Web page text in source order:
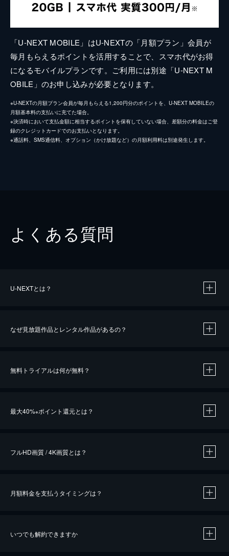
「U-NEXT MOBILE」はU-NEXTの「月額プラン」会員が
毎月もらえるポイントを活用することで、スマホ代がお得
になるモバイルプランです。ご利用には別途「U-NEXT M
OBILE」のお申し込みが必要となります。
※U-NEXTの月額プラン会員が毎月もらえる1,200円分のポイントを、U-NEXT MOBILEの
月額基本料の支払いに充てた場合。
※決済時において支払金額に相当するポイントを保有していない場合、差額分の料金はご登
録のクレジットカードでのお支払いとなります。
※通話料、SMS通信料、オプション（かけ放題など）の月額利用料は別途発生します。
よくある質問
U-NEXTとは？
なぜ見放題作品とレンタル作品があるの？
無料トライアルは何が無料？
最大40%※ポイント還元とは？
※40％ポイント還元の対象は、クレジットカード決済による作品の購入 / レンタルです。
フルHD画質 / 4K画質とは？
月額料金を支払うタイミングは？
いつでも解約できますか